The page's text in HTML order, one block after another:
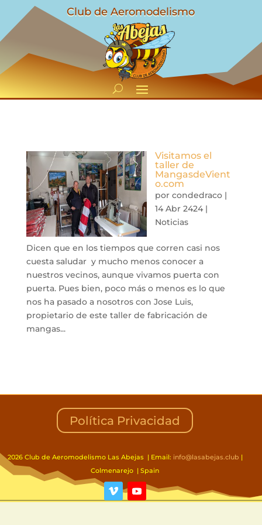
Club de Aeromodelismo
Visitamos el
taller de
MangasdeVient
o.com
por condedraco|
14 Abr 2424|
Noticias
Dicen que en los tiempos que corren casi nos
cuesta saludar y mucho menos conocer a
nuestros vecinos, aunque vivamos puerta con
puerta. Pues bien, poco más o menos es lo que
nos ha pasado a nosotros con Jose Luis,
propietario de este taller de fabricación de
mangas...
Política Privacidad
2026 Club de Aeromodelismo Las Abejas | Email: info@lasabejas.club |
Colmenarejo | Spain